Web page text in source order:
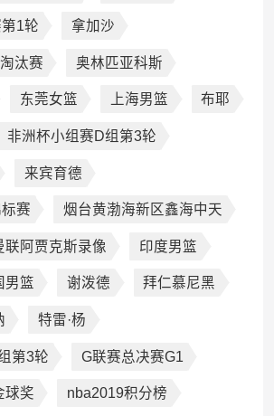
1轮 拿加沙
汰赛 奥林匹亚科斯
东莞女篮 上海男篮 布耶
非洲杯小组赛D组第3轮
来宾育德
赛 烟台黄渤海新区鑫海中天
联阿贾克斯录像 印度男篮
男篮 谢泼德 拜仁慕尼黑
特雷·杨
第3轮 G联赛总决赛G1
球奖 nba2019积分榜